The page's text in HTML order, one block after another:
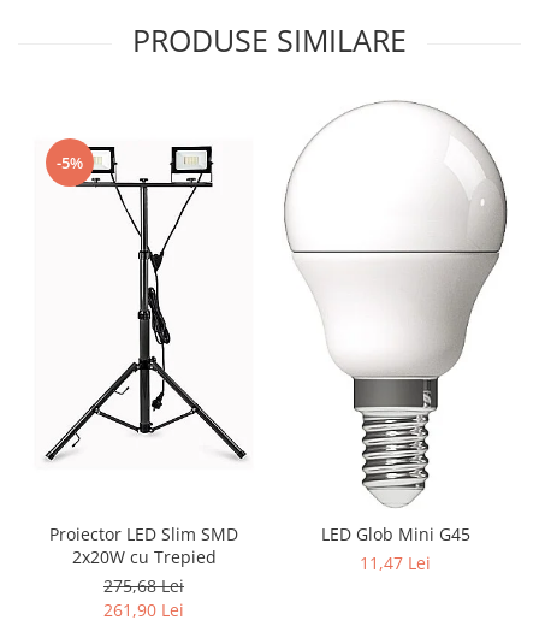
PRODUSE SIMILARE
-5%
Proiector LED Slim SMD
2x20W cu Trepied
275,68 Lei
261,90 Lei
LED Glob Mini G45
11,47 Lei